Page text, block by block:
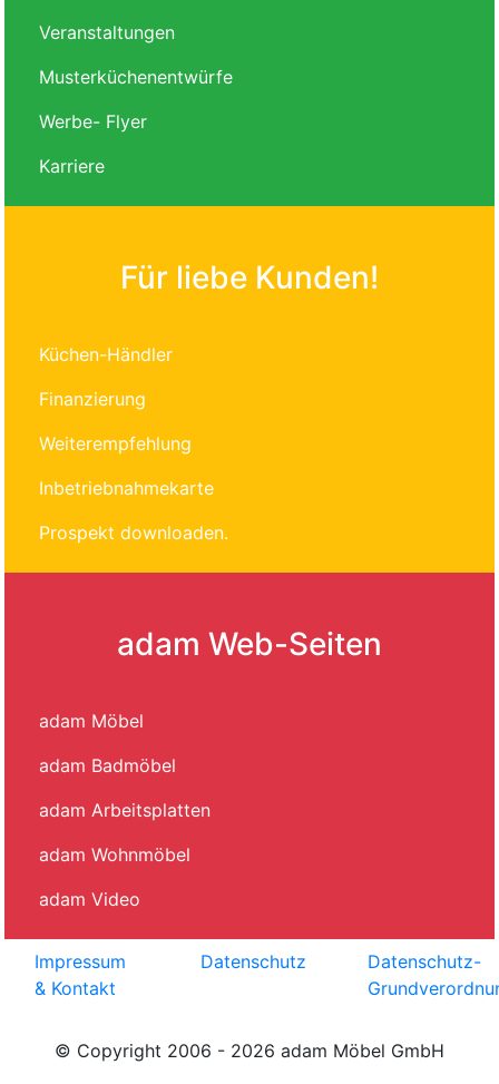
Veranstaltungen
Musterküchenentwürfe
Werbe- Flyer
Karriere
Für liebe Kunden!
Küchen-Händler
Finanzierung
Weiterempfehlung
Inbetriebnahmekarte
Prospekt downloaden.
adam Web-Seiten
adam Möbel
adam Badmöbel
adam Arbeitsplatten
adam Wohnmöbel
adam Video
Impressum
& Kontakt
Datenschutz
Datenschutz-
© Copyright 2006 - 2026 adam Möbel GmbH